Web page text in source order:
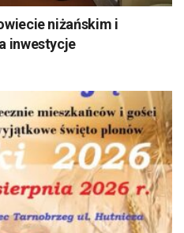
niżańskim i
inwestycje